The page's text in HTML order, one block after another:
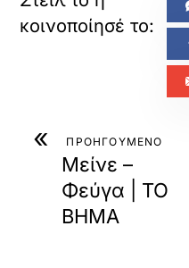
« ΠΡΟΗΓΟΥΜΕΝΟ
Μείνε –
Φεύγα | ΤΟ
ΒΗΜΑ